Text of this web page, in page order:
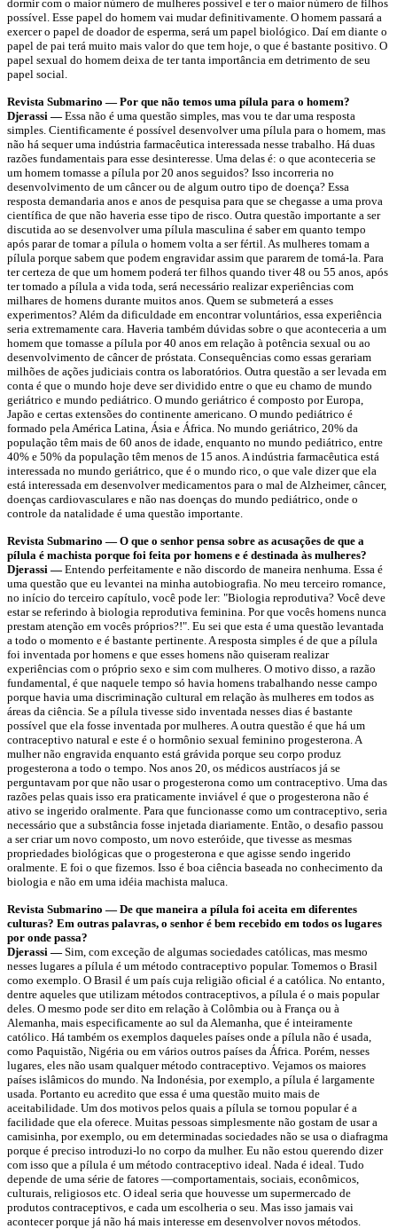
dormir com o maior número de mulheres possível e ter o maior número de filhos
possível. Esse papel do homem vai mudar definitivamente. O homem passará a
exercer o papel de doador de esperma, será um papel biológico. Daí em diante o
papel de pai terá muito mais valor do que tem hoje, o que é bastante positivo. O
papel sexual do homem deixa de ter tanta importância em detrimento de seu
papel social.
Revista Submarino — Por que não temos uma pílula para o homem?
Djerassi — Essa não é uma questão simples, mas vou te dar uma resposta
simples. Cientificamente é possível desenvolver uma pílula para o homem, mas
não há sequer uma indústria farmacêutica interessada nesse trabalho. Há duas
razões fundamentais para esse desinteresse. Uma delas é: o que aconteceria se
um homem tomasse a pílula por 20 anos seguidos? Isso incorreria no
desenvolvimento de um câncer ou de algum outro tipo de doença? Essa
resposta demandaria anos e anos de pesquisa para que se chegasse a uma prova
científica de que não haveria esse tipo de risco. Outra questão importante a ser
discutida ao se desenvolver uma pílula masculina é saber em quanto tempo
após parar de tomar a pílula o homem volta a ser fértil. As mulheres tomam a
pílula porque sabem que podem engravidar assim que pararem de tomá-la. Para
ter certeza de que um homem poderá ter filhos quando tiver 48 ou 55 anos, após
ter tomado a pílula a vida toda, será necessário realizar experiências com
milhares de homens durante muitos anos. Quem se submeterá a esses
experimentos? Além da dificuldade em encontrar voluntários, essa experiência
seria extremamente cara. Haveria também dúvidas sobre o que aconteceria a um
homem que tomasse a pílula por 40 anos em relação à potência sexual ou ao
desenvolvimento de câncer de próstata. Consequências como essas gerariam
milhões de ações judiciais contra os laboratórios. Outra questão a ser levada em
conta é que o mundo hoje deve ser dividido entre o que eu chamo de mundo
geriátrico e mundo pediátrico. O mundo geriátrico é composto por Europa,
Japão e certas extensões do continente americano. O mundo pediátrico é
formado pela América Latina, Ásia e África. No mundo geriátrico, 20% da
população têm mais de 60 anos de idade, enquanto no mundo pediátrico, entre
40% e 50% da população têm menos de 15 anos. A indústria farmacêutica está
interessada no mundo geriátrico, que é o mundo rico, o que vale dizer que ela
está interessada em desenvolver medicamentos para o mal de Alzheimer, câncer,
doenças cardiovasculares e não nas doenças do mundo pediátrico, onde o
controle da natalidade é uma questão importante.
Revista Submarino — O que o senhor pensa sobre as acusações de que a
pílula é machista porque foi feita por homens e é destinada às mulheres?
Djerassi — Entendo perfeitamente e não discordo de maneira nenhuma. Essa é
uma questão que eu levantei na minha autobiografia. No meu terceiro romance,
no início do terceiro capítulo, você pode ler: "Biologia reprodutiva? Você deve
estar se referindo à biologia reprodutiva feminina. Por que vocês homens nunca
prestam atenção em vocês próprios?!". Eu sei que esta é uma questão levantada
a todo o momento e é bastante pertinente. A resposta simples é de que a pílula
foi inventada por homens e que esses homens não quiseram realizar
experiências com o próprio sexo e sim com mulheres. O motivo disso, a razão
fundamental, é que naquele tempo só havia homens trabalhando nesse campo
porque havia uma discriminação cultural em relação às mulheres em todos as
áreas da ciência. Se a pílula tivesse sido inventada nesses dias é bastante
possível que ela fosse inventada por mulheres. A outra questão é que há um
contraceptivo natural e este é o hormônio sexual feminino progesterona. A
mulher não engravida enquanto está grávida porque seu corpo produz
progesterona a todo o tempo. Nos anos 20, os médicos austríacos já se
perguntavam por que não usar o progesterona como um contraceptivo. Uma das
razões pelas quais isso era praticamente inviável é que o progesterona não é
ativo se ingerido oralmente. Para que funcionasse como um contraceptivo, seria
necessário que a substância fosse injetada diariamente. Então, o desafio passou
a ser criar um novo composto, um novo esteróide, que tivesse as mesmas
propriedades biológicas que o progesterona e que agisse sendo ingerido
oralmente. E foi o que fizemos. Isso é boa ciência baseada no conhecimento da
biologia e não em uma idéia machista maluca.
Revista Submarino — De que maneira a pílula foi aceita em diferentes
culturas? Em outras palavras, o senhor é bem recebido em todos os lugares
por onde passa?
Djerassi — Sim, com exceção de algumas sociedades católicas, mas mesmo
nesses lugares a pílula é um método contraceptivo popular. Tomemos o Brasil
como exemplo. O Brasil é um país cuja religião oficial é a católica. No entanto,
dentre aqueles que utilizam métodos contraceptivos, a pílula é o mais popular
deles. O mesmo pode ser dito em relação à Colômbia ou à França ou à
Alemanha, mais especificamente ao sul da Alemanha, que é inteiramente
católico. Há também os exemplos daqueles países onde a pílula não é usada,
como Paquistão, Nigéria ou em vários outros países da África. Porém, nesses
lugares, eles não usam qualquer método contraceptivo. Vejamos os maiores
países islâmicos do mundo. Na Indonésia, por exemplo, a pílula é largamente
usada. Portanto eu acredito que essa é uma questão muito mais de
aceitabilidade. Um dos motivos pelos quais a pílula se tornou popular é a
facilidade que ela oferece. Muitas pessoas simplesmente não gostam de usar a
camisinha, por exemplo, ou em determinadas sociedades não se usa o diafragma
porque é preciso introduzi-lo no corpo da mulher. Eu não estou querendo dizer
com isso que a pílula é um método contraceptivo ideal. Nada é ideal. Tudo
depende de uma série de fatores —comportamentais, sociais, econômicos,
culturais, religiosos etc. O ideal seria que houvesse um supermercado de
produtos contraceptivos, e cada um escolheria o seu. Mas isso jamais vai
acontecer porque já não há mais interesse em desenvolver novos métodos.